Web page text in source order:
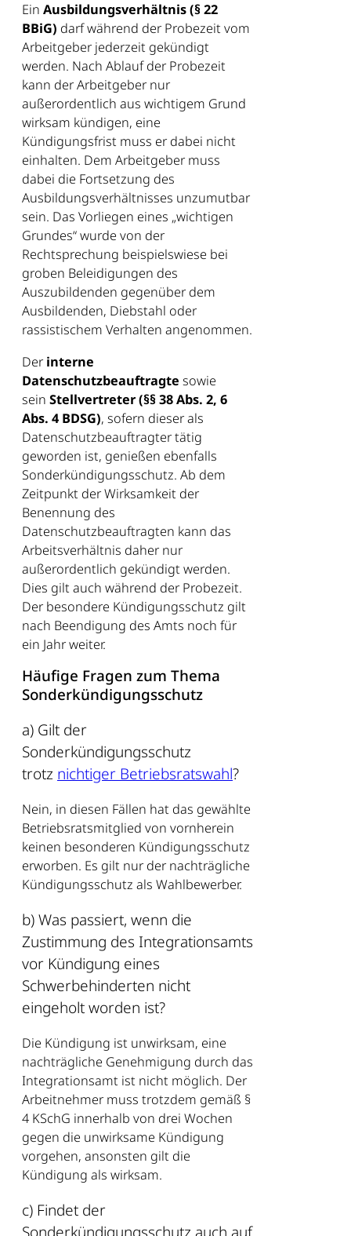
Ein Ausbildungsverhältnis (§ 22
BBiG) darf während der Probezeit vom
Arbeitgeber jederzeit gekündigt
werden. Nach Ablauf der Probezeit
kann der Arbeitgeber nur
außerordentlich aus wichtigem Grund
wirksam kündigen, eine
Kündigungsfrist muss er dabei nicht
einhalten. Dem Arbeitgeber muss
dabei die Fortsetzung des
Ausbildungsverhältnisses unzumutbar
sein. Das Vorliegen eines „wichtigen
Grundes“ wurde von der
Rechtsprechung beispielswiese bei
groben Beleidigungen des
Auszubildenden gegenüber dem
Ausbildenden, Diebstahl oder
rassistischem Verhalten angenommen.
Der interne
Datenschutzbeauftragte sowie
sein Stellvertreter (§§ 38 Abs. 2, 6
Abs. 4 BDSG), sofern dieser als
Datenschutzbeauftragter tätig
geworden ist, genießen ebenfalls
Sonderkündigungsschutz. Ab dem
Zeitpunkt der Wirksamkeit der
Benennung des
Datenschutzbeauftragten kann das
Arbeitsverhältnis daher nur
außerordentlich gekündigt werden.
Dies gilt auch während der Probezeit.
Der besondere Kündigungsschutz gilt
nach Beendigung des Amts noch für
ein Jahr weiter.
Häufige Fragen zum Thema
Sonderkündigungsschutz
a) Gilt der
Sonderkündigungsschutz
trotz nichtiger Betriebsratswahl?
Nein, in diesen Fällen hat das gewählte
Betriebsratsmitglied von vornherein
keinen besonderen Kündigungsschutz
erworben. Es gilt nur der nachträgliche
Kündigungsschutz als Wahlbewerber.
b) Was passiert, wenn die
Zustimmung des Integrationsamts
vor Kündigung eines
Schwerbehinderten nicht
eingeholt worden ist?
Die Kündigung ist unwirksam, eine
nachträgliche Genehmigung durch das
Integrationsamt ist nicht möglich. Der
Arbeitnehmer muss trotzdem gemäß §
4 KSchG innerhalb von drei Wochen
gegen die unwirksame Kündigung
vorgehen, ansonsten gilt die
Kündigung als wirksam.
c) Findet der